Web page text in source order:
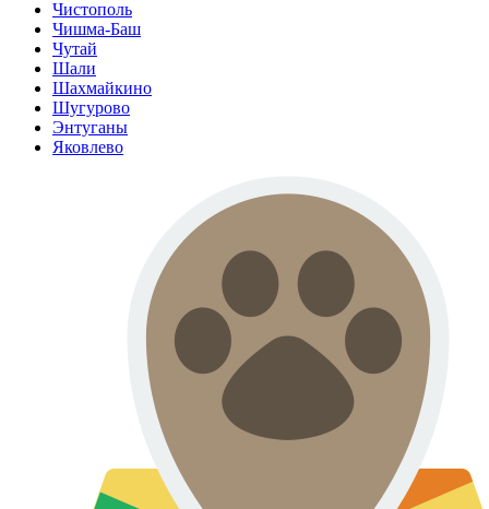
Чистополь
Чишма-Баш
Чутай
Шали
Шахмайкино
Шугурово
Энтуганы
Яковлево